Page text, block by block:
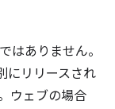
はありません。
にリリースされ
ウェブの場合